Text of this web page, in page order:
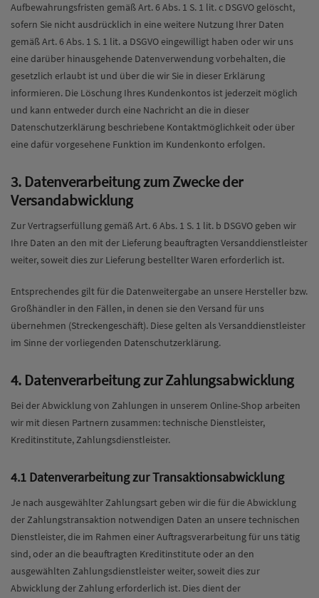
Aufbewahrungsfristen gemäß Art. 6 Abs. 1 S. 1 lit. c DSGVO gelöscht,
sofern Sie nicht ausdrücklich in eine weitere Nutzung Ihrer Daten
gemäß Art. 6 Abs. 1 S. 1 lit. a DSGVO eingewilligt haben oder wir uns
eine darüber hinausgehende Datenverwendung vorbehalten, die
gesetzlich erlaubt ist und über die wir Sie in dieser Erklärung
informieren. Die Löschung Ihres Kundenkontos ist jederzeit möglich
und kann entweder durch eine Nachricht an die in dieser
Datenschutzerklärung beschriebene Kontaktmöglichkeit oder über
eine dafür vorgesehene Funktion im Kundenkonto erfolgen.
3. Datenverarbeitung zum Zwecke der
Versandabwicklung
Zur Vertragserfüllung gemäß Art. 6 Abs. 1 S. 1 lit. b DSGVO geben wir
Ihre Daten an den mit der Lieferung beauftragten Versanddienstleister
weiter, soweit dies zur Lieferung bestellter Waren erforderlich ist.
Entsprechendes gilt für die Datenweitergabe an unsere Hersteller bzw.
Großhändler in den Fällen, in denen sie den Versand für uns
übernehmen (Streckengeschäft). Diese gelten als Versanddienstleister
im Sinne der vorliegenden Datenschutzerklärung.
4. Datenverarbeitung zur Zahlungsabwicklung
Bei der Abwicklung von Zahlungen in unserem Online-Shop arbeiten
wir mit diesen Partnern zusammen: technische Dienstleister,
Kreditinstitute, Zahlungsdienstleister.
4.1 Datenverarbeitung zur Transaktionsabwicklung
Je nach ausgewählter Zahlungsart geben wir die für die Abwicklung
der Zahlungstransaktion notwendigen Daten an unsere technischen
Dienstleister, die im Rahmen einer Auftragsverarbeitung für uns tätig
sind, oder an die beauftragten Kreditinstitute oder an den
ausgewählten Zahlungsdienstleister weiter, soweit dies zur
Abwicklung der Zahlung erforderlich ist. Dies dient der